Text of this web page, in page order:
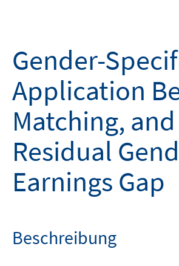
Gender-
Application
Matching,
Residual
Earnings Gap
Beschreibung